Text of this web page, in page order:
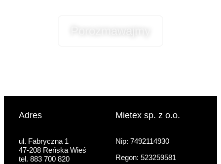
Porozmawajmy
Adres
ul. Fabryczna 1
47-208 Reńska Wieś
tel. 883 700 820
Mietex sp. z o.o.
Nip: 7492114930
Regon: 523259581